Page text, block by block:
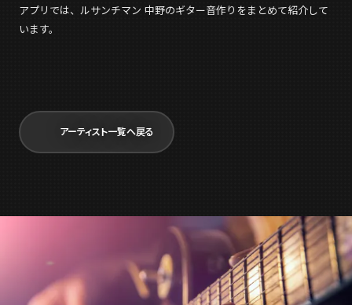
アプリでは、ルサンチマン 中野のギター音作りをまとめて紹介して
います。
アーティスト一覧へ戻る
今すぐ無料ダウンロード